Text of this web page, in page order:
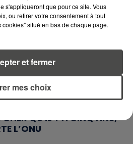
DU TABAC BIENTÔT
D'EAU
DES RAYONS...
CHER QU'IL Y A CINQ ANS,
L’ONU
s'appliqueront que pour ce site. Vous
ou retirer votre consentement à tout
situé en bas de chaque page.
mes choix
et fermer